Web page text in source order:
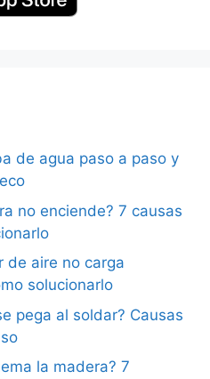
de agua paso a paso y
no enciende? 7 causas
de aire no carga
solucionarlo
pega al soldar? Causas
la madera? 7